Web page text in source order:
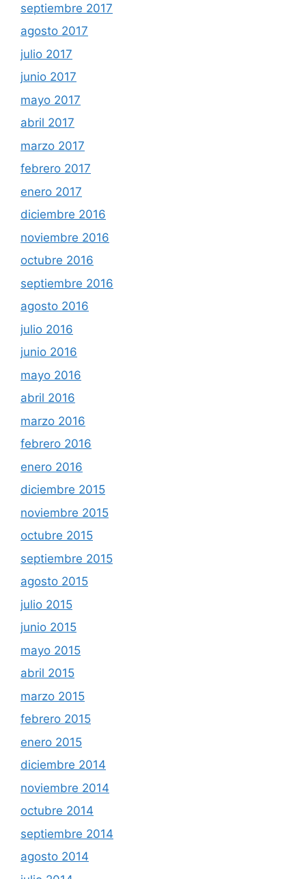
septiembre 2017
agosto 2017
julio 2017
junio 2017
mayo 2017
abril 2017
marzo 2017
febrero 2017
enero 2017
diciembre 2016
noviembre 2016
octubre 2016
septiembre 2016
agosto 2016
julio 2016
junio 2016
mayo 2016
abril 2016
marzo 2016
febrero 2016
enero 2016
diciembre 2015
noviembre 2015
octubre 2015
septiembre 2015
agosto 2015
julio 2015
junio 2015
mayo 2015
abril 2015
marzo 2015
febrero 2015
enero 2015
diciembre 2014
noviembre 2014
octubre 2014
septiembre 2014
agosto 2014